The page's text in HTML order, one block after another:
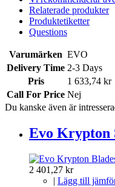
Relaterade produkter
Produktetiketter
Questions
Varumärken EVO
Delivery Time 2-3 Days
Pris
1 633,74 kr
Call For Price Nej
Du kanske även är
Evo Krypton
2 401,27 kr
| Lägg till